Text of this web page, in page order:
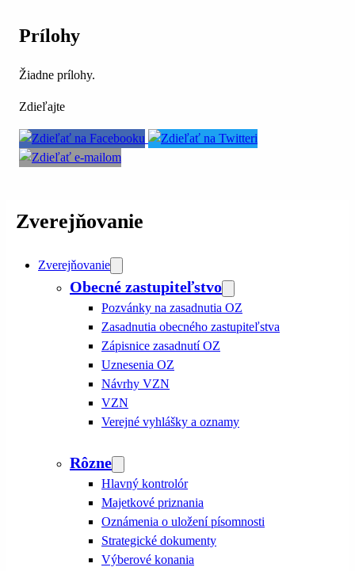
Prílohy
Žiadne prílohy.
Zdieľajte
Zverejňovanie
Zverejňovanie
Obecné zastupiteľstvo
Pozvánky na zasadnutia OZ
Zasadnutia obecného zastupiteľstva
Zápisnice zasadnutí OZ
Uznesenia OZ
Návrhy VZN
VZN
Verejné vyhlášky a oznamy
Rôzne
Hlavný kontrolór
Majetkové priznania
Oznámenia o uložení písomnosti
Strategické dokumenty
Výberové konania